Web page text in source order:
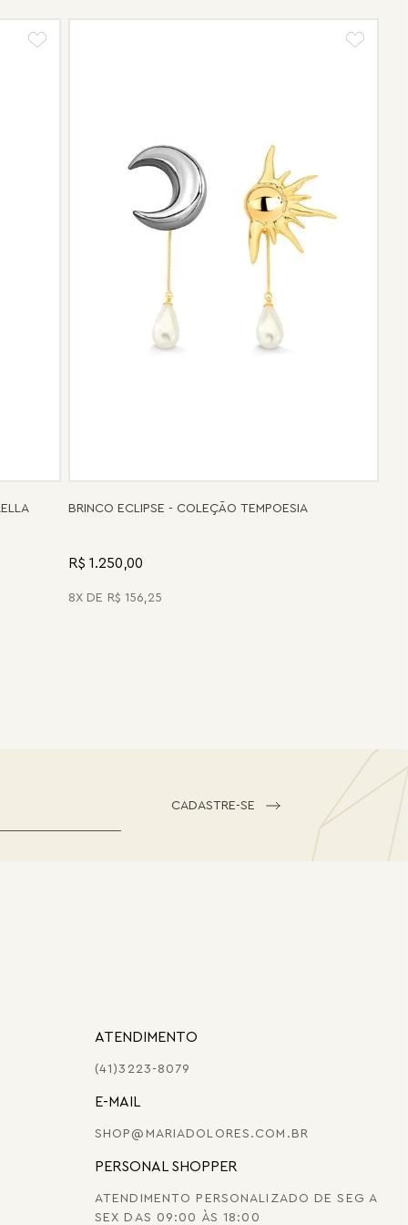
BRINCO ECLIPSE - COLEÇÃO TEMPOESIA
R$ 1.250,00
8 R$ 156,25
CADASTRE-SE
ATENDIMENTO
(41)3223-8079
E-MAIL
SHOP@MARIADOLORES.COM.BR
PERSONAL SHOPPER
ATENDIMENTO PERSONALIZADO DE SEG A
SEX DAS 09:00 ÀS 18:00